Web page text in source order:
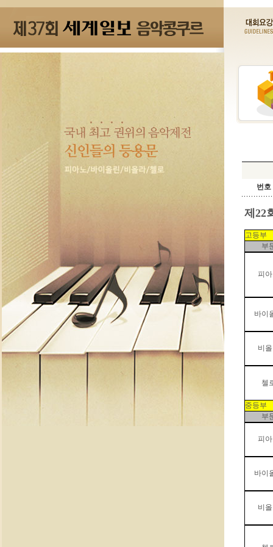
번호
제22
고등부
부
피
바이
비
첼
중등부
부
피
바이
비